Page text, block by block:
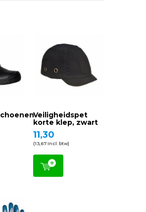
Veiligheidspet
korte klep, zwart
11,30
(13,67 Incl. btw)